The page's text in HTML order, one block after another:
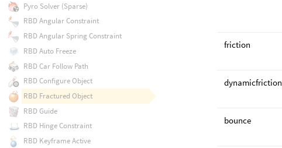
friction
dynamicfriction
bounce
Pyro Solver (Sparse)
RBD Angular Constraint
RBD Angular Spring Constraint
RBD Auto Freeze
RBD Car Follow Path
RBD Configure Object
RBD Fractured Object
RBD Guide
RBD Hinge Constraint
RBD Keyframe Active